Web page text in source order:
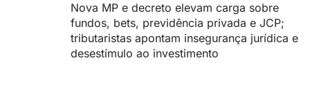
Nova MP e decreto elevam carga sobre
fundos, bets, previdência privada e JCP;
tributaristas apontam insegurança jurídica e
desestímulo ao investimento